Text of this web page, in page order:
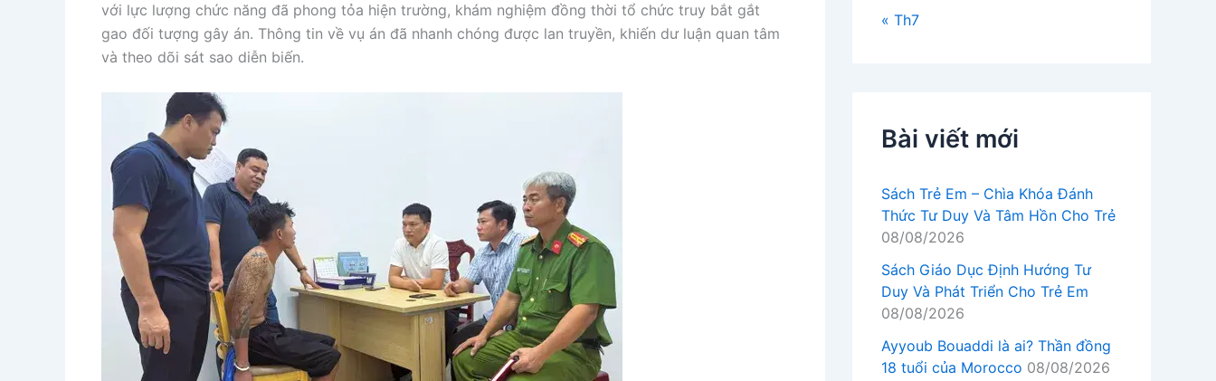
với lực lượng chức năng đã phong tỏa hiện trường, khám nghiệm đồng thời tổ chức truy bắt gắt
gao đối tượng gây án. Thông tin về vụ án đã nhanh chóng được lan truyền, khiến dư luận quan tâm
và theo dõi sát sao diễn biến.
« Th7
Bài viết mới
Sách Trẻ Em – Chìa Khóa Đánh
Thức Tư Duy Và Tâm Hồn Cho Trẻ
08/08/2026
Sách Giáo Dục Định Hướng Tư
Duy Và Phát Triển Cho Trẻ Em
08/08/2026
Ayyoub Bouaddi là ai? Thần đồng
18 tuổi của Morocco 08/08/2026